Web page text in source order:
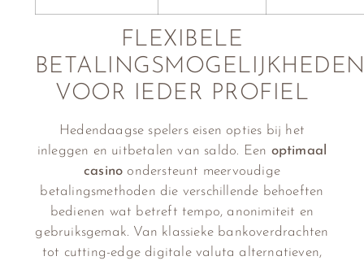
FLEXIBELE
VOOR IEDER PROFIEL
Hedendaagse spelers eisen opties bij het
inleggen en uitbetalen van saldo. Een optimaal
casino ondersteunt meervoudige
betalingsmethoden die verschillende behoeften
bedienen wat betreft tempo, anonimiteit en
gebruiksgemak. Van klassieke bankoverdrachten
tot cutting-edge digitale valuta alternatieven,